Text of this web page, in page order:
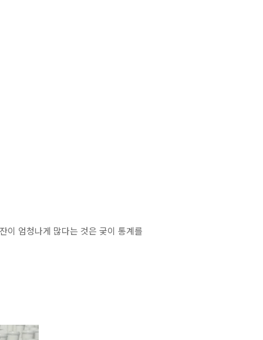
이 엄청나게 많다는 것은 궂이 통계를